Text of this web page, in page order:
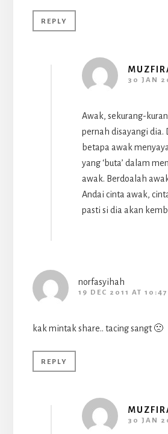
REPLY
30 JAN
Awak, sekurang-
pernah disayangi dia.
betapa awak
yang ‘buta’ dalam
awak. Berdoalah
Andai cinta awak,
pasti si dia akan
norfasyihah
19 DEC 2011 AT 10:47
kak mintak share.. tacing sangt 🙁
REPLY
30 JAN